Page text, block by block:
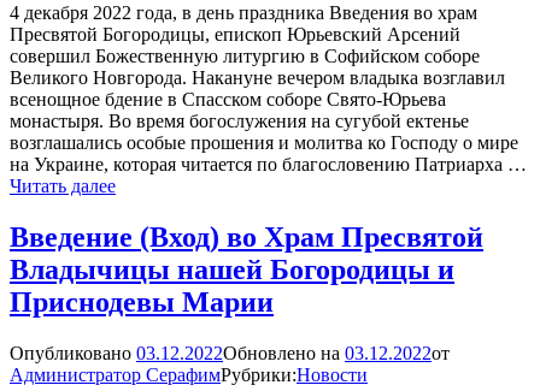
4 декабря 2022 года, в день праздника Введения во храм
Пресвятой Богородицы, епископ Юрьевский Арсений
совершил Божественную литургию в Софийском соборе
Великого Новгорода. Накануне вечером владыка возглавил
всенощное бдение в Спасском соборе Свято-Юрьева
монастыря. Во время богослужения на сугубой ектенье
возглашались особые прошения и молитва ко Господу о мире
на Украине, которая читается по благословению Патриарха …
Читать далееЕпископ
совершил
богослужения
в
праздник
Введения
храм
Пресвятой
Введение (Вход) во Храм Пресвятой
Владычицы нашей Богородицы и
Приснодевы Марии
Опубликовано 03.12.2022Обновлено на 03.12.2022от
Администратор СерафимРубрики:Новости